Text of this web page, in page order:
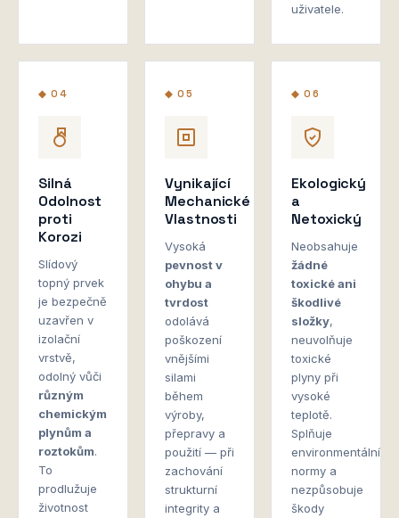
uživatele.
◆ 04
Silná
Odolnost
proti
Korozi
Slídový
topný prvek
je bezpečně
uzavřen v
izolační
vrstvě,
odolný vůči
různým
chemickým
plynům a
roztokům.
To
prodlužuje
životnost
◆ 05
Vynikající
Mechanické
Vlastnosti
Vysoká
pevnost v
ohybu a
tvrdost
odolává
poškození
vnějšími
silami
během
výroby,
přepravy a
použití — při
zachování
strukturní
integrity a
◆ 06
Ekologický
a
Netoxický
Neobsahuje
žádné
toxické ani
škodlivé
složky,
neuvolňuje
toxické
plyny při
vysoké
teplotě.
Splňuje
environmentální
normy a
nezpůsobuje
škody